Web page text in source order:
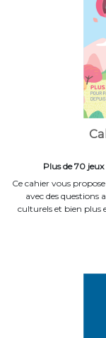
Plus de 70
Ce cahier vous
avec des questions
culturels et bien plus